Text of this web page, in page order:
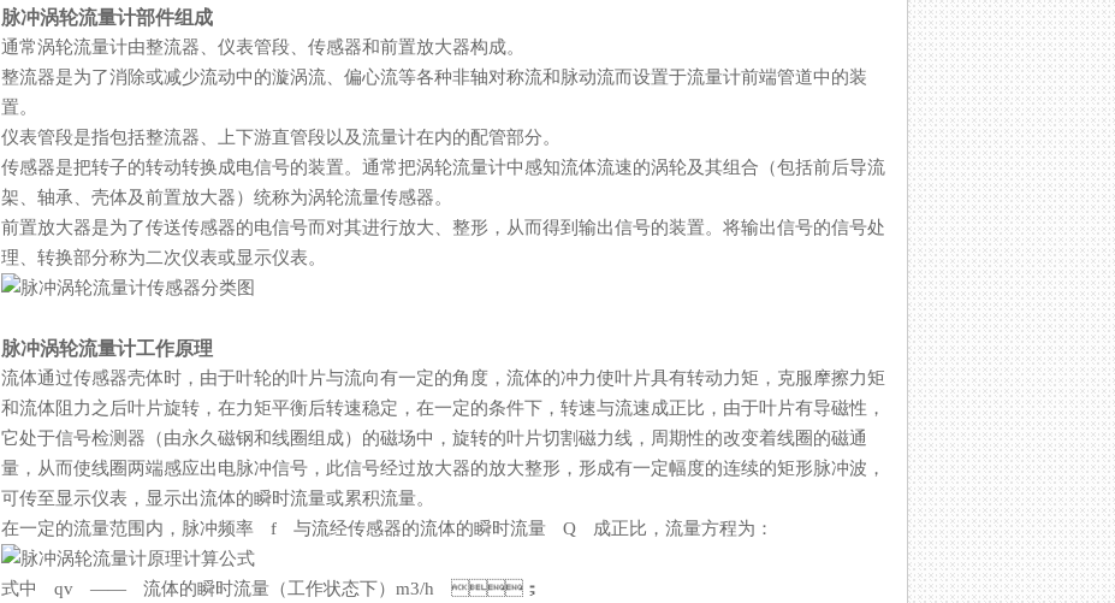
脉冲涡轮流量计部件组成
通常涡轮流量计由整流器、仪表管段、传感器和前置放大器构成。
整流器是为了消除或减少流动中的漩涡流、偏心流等各种非轴对称流和脉动流而设置于流量计前端管道中的装
置。
仪表管段是指包括整流器、上下游直管段以及流量计在内的配管部分。
传感器是把转子的转动转换成电信号的装置。通常把涡轮流量计中感知流体流速的涡轮及其组合（包括前后导流
架、轴承、壳体及前置放大器）统称为涡轮流量传感器。
前置放大器是为了传送传感器的电信号而对其进行放大、整形，从而得到输出信号的装置。将输出信号的信号处
理、转换部分称为二次仪表或显示仪表。
脉冲涡轮流量计工作原理
流体通过传感器壳体时，由于叶轮的叶片与流向有一定的角度，流体的冲力使叶片具有转动力矩，克服摩擦力矩
和流体阻力之后叶片旋转，在力矩平衡后转速稳定，在一定的条件下，转速与流速成正比，由于叶片有导磁性，
它处于信号检测器（由永久磁钢和线圈组成）的磁场中，旋转的叶片切割磁力线，周期性的改变着线圈的磁通
量，从而使线圈两端感应出电脉冲信号，此信号经过放大器的放大整形，形成有一定幅度的连续的矩形脉冲波，
可传至显示仪表，显示出流体的瞬时流量或累积流量。
在一定的流量范围内，脉冲频率 f 与流经传感器的流体的瞬时流量 Q 成正比，流量方程为：
式中 qv —— 流体的瞬时流量（工作状态下）m3/h ；